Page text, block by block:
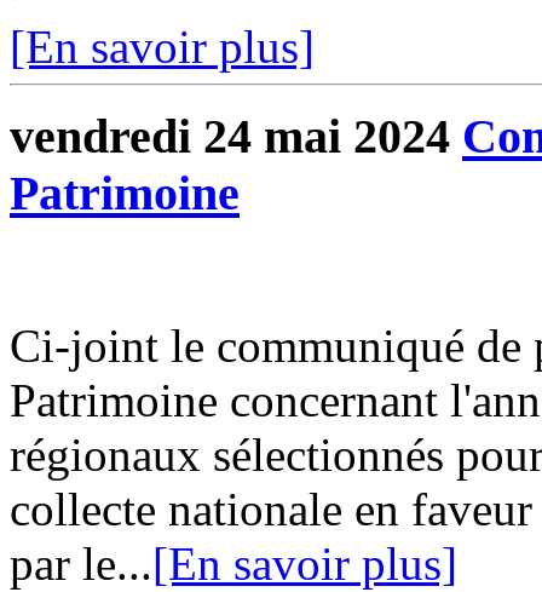
[En savoir plus]
vendredi 24 mai 2024
Patrimoine
Ci-joint le communiqué de
Patrimoine concernant
régionaux sélectionnés
collecte nationale en
par le...[En savoir plus]